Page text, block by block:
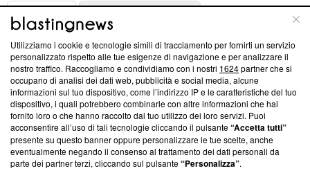
ABOUT
Questa sezione offre informazioni trasparenti su Blasting
News, sui nostri processi editoriali e su come ci impegniamo a
creare news di qualità. Inoltre, afferma la nostra aderenza a
‘Trust Project - News with Integrity’Blasting News non è
ancora membro del programma, ma ha richiesto di farne
parte; Trust Project non ha ancora effettuato una verifica di
conformità agli standard.
Su di noi
Utilizziamo i cookie e tecnologie simili di tracciamento per fornirti un servizio
personalizzato rispetto alle tue esigenze di navigazione e per analizzare il
nostro traffico. Raccogliamo e condividiamo con i nostri 1624partner che si
occupano di analisi dei dati web, pubblicità e social media, alcune
informazioni sul tuo dispositivo, come l’indirizzo IP e le caratteristiche del tuo
dispositivo, i quali potrebbero combinarle con altre informazioni che hai
fornito loro o che hanno raccolto dal tuo utilizzo dei loro servizi. Puoi
acconsentire all’uso di tali tecnologie cliccando il pulsante“Accetta tutti”
presente su questo banner oppure personalizzare le tue scelte, anche
eventualmente negando il consenso al trattamento dei dati personali da
parte dei partner terzi, cliccando sul pulsante“Personalizza”.